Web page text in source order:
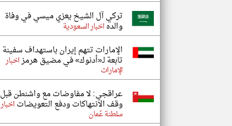
تركي آل الشيخ يعزي ميسي في وفاة
والدهاخبار السعودية
الإمارات تتهم إيران باستهداف سفينة
تابعة لـ«أدنوك» في مضيق هرمزاخبار
الإمارات
عراقجي: لا مفاوضات مع واشنطن قبل
وقف الانتهاكات ودفع التعويضاتاخبار
سلطنة عُمان